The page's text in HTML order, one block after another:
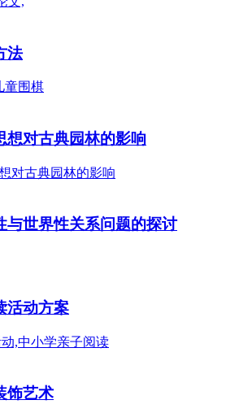
法
想对古典园林的影响
与世界性关系问题的探讨
活动方案
饰艺术